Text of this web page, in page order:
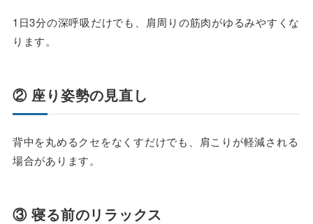
1日3分の深呼吸だけでも、肩周りの筋肉がゆるみやすくな
ります。
② 座り姿勢の見直し
背中を丸めるクセをなくすだけでも、肩こりが軽減される
場合があります。
③ 寝る前のリラックス